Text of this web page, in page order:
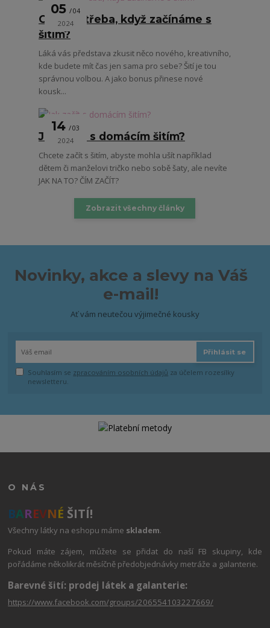
05 04
2024
Co je potřeba, když začínáme s
šitím?
Láká vás představa zkusit něco nového, kreativního,
kde budete mít čas jen sama pro sebe? Šití je tou
správnou volbou. A jako bonus přinese nové
kousk...
14 03
2024
Jak začít s domácím šitím?
Chcete začít s šitím, abyste mohla ušít například
dětem či manželovi tričko nebo sobě šaty, ale nevíte
JAK NA TO? ČÍM ZAČÍT?
Zobrazit všechny články
Novinky, akce a slevy na Váš
e-mail!
Ať vám neutečou výjimečné kousky
Přihlásit se
Souhlasím se zpracováním osobních údajů za účelem rozesílky
newsletteru.
O NÁS
BAREVNÉ ŠITÍ!
Všechny látky na eshopu máme skladem.
Pokud máte zájem, můžete se přidat do naší FB skupiny, kde
pořádáme několikrát měsíčně předobjednávky metráže a galanterie.
Barevné šití: prodej látek a galanterie:
https://www.facebook.com/groups/206554103227669/